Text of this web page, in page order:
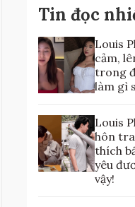
Tin đọc
Louis
cảm,
trong
làm gì
Louis
hôn
thích
yêu
vậy!